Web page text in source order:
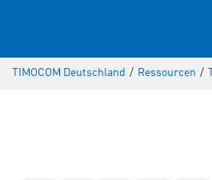
TIMOCOM Deutschland / Ressourcen /